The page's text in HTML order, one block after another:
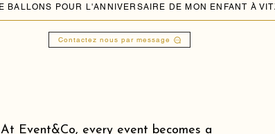
Contactez nous par message
At Event&Co, every event becomes a